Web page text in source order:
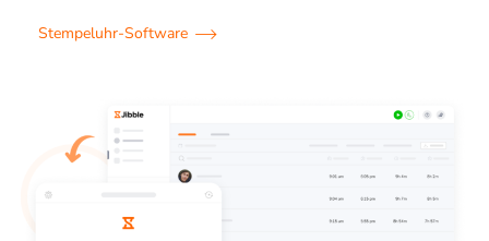
Stempeluhr-Software